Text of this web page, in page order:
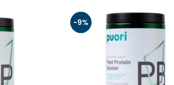
-9%